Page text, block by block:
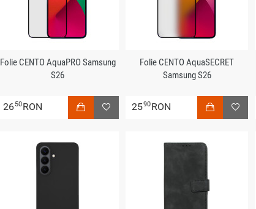
Folie CENTO AquaPRO Samsung
S26
2650RON
Folie CENTO AquaSECRET
Samsung S26
2590RON